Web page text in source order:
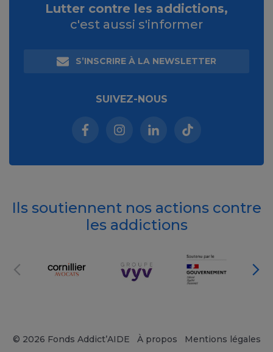
Lutter contre les addictions,
c'est aussi s'informer
S’INSCRIRE À LA NEWSLETTER
SUIVEZ-NOUS
Facebook (nouvelle fenêtre)
Instagram (nouvelle fenêtre)
Linkedin (nouvelle
Tiktok (nouvelle
Ils soutiennent nos actions contre
les addictions
© 2026 Fonds Addict’AIDE À propos Mentions légales